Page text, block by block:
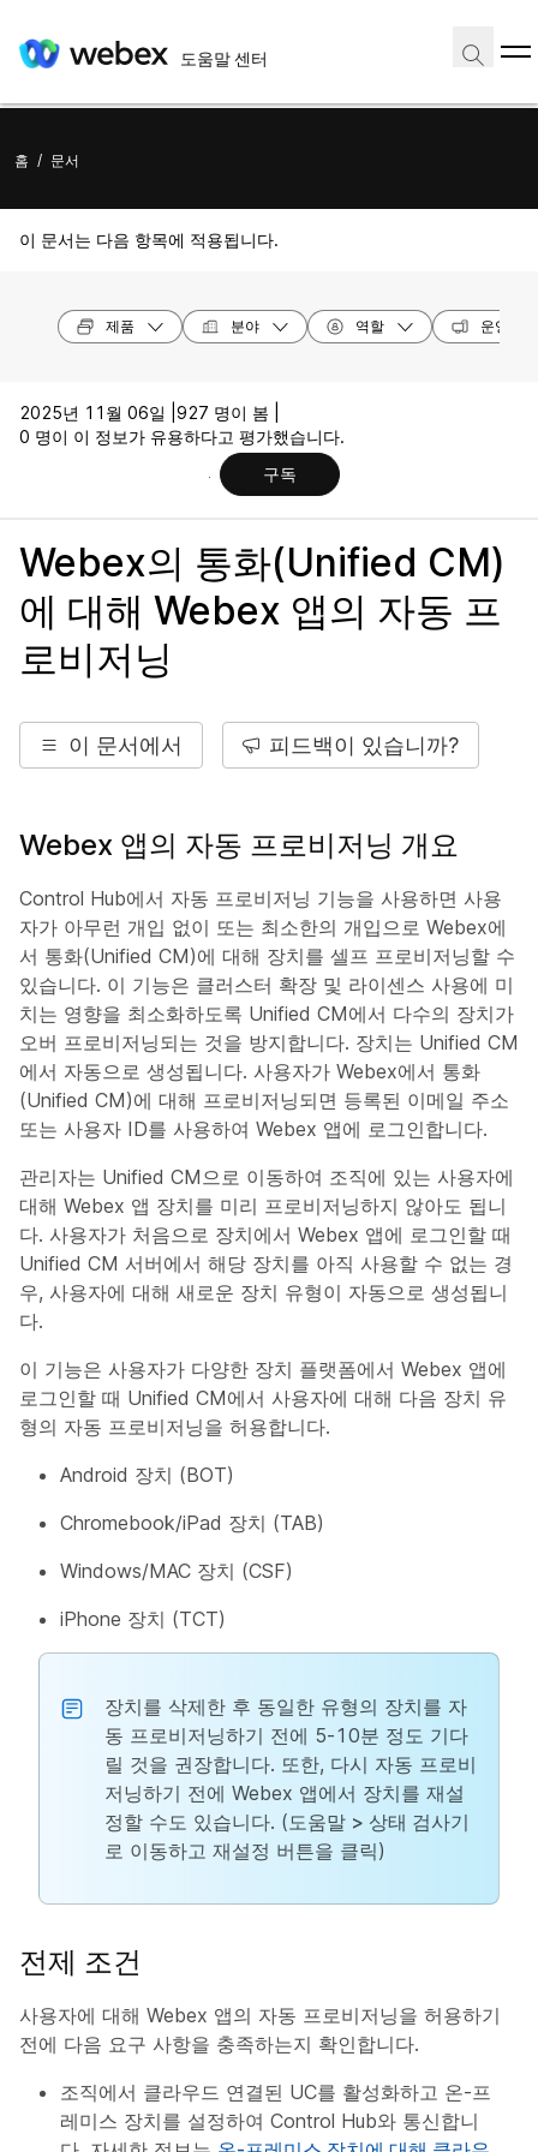
도움말 센터
홈 / 문서
이 문서는 다음 항목에 적용됩니다.
제품 분야 역할 운영 체
2025년 11월 06일 | 927 명이 봄 |
0 명이 이 정보가 유용하다고 평가했습니다.
구독
Webex의 통화(Unified CM)
에 대해 Webex 앱의 자동 프
로비저닝
이 문서에서 피드백이 있습니까?
Webex 앱의 자동 프로비저닝 개요
Control Hub에서 자동 프로비저닝 기능을 사용하면 사용
자가 아무런 개입 없이 또는 최소한의 개입으로 Webex에
서 통화(Unified CM)에 대해 장치를 셀프 프로비저닝할 수
있습니다. 이 기능은 클러스터 확장 및 라이센스 사용에 미
치는 영향을 최소화하도록 Unified CM에서 다수의 장치가
오버 프로비저닝되는 것을 방지합니다. 장치는 Unified CM
에서 자동으로 생성됩니다. 사용자가 Webex에서 통화
(Unified CM)에 대해 프로비저닝되면 등록된 이메일 주소
또는 사용자 ID를 사용하여 Webex 앱에 로그인합니다.
관리자는 Unified CM으로 이동하여 조직에 있는 사용자에
대해 Webex 앱 장치를 미리 프로비저닝하지 않아도 됩니
다. 사용자가 처음으로 장치에서 Webex 앱에 로그인할 때
Unified CM 서버에서 해당 장치를 아직 사용할 수 없는 경
우, 사용자에 대해 새로운 장치 유형이 자동으로 생성됩니
다.
이 기능은 사용자가 다양한 장치 플랫폼에서 Webex 앱에
로그인할 때 Unified CM에서 사용자에 대해 다음 장치 유
형의 자동 프로비저닝을 허용합니다.
Android 장치 (BOT)
Chromebook/iPad 장치 (TAB)
Windows/MAC 장치 (CSF)
iPhone 장치 (TCT)
장치를 삭제한 후 동일한 유형의 장치를 자
동 프로비저닝하기 전에 5-10분 정도 기다
릴 것을 권장합니다. 또한, 다시 자동 프로비
저닝하기 전에 Webex 앱에서 장치를 재설
정할 수도 있습니다. (도움말 > 상태 검사기
로 이동하고 재설정 버튼을 클릭)
전제 조건
사용자에 대해 Webex 앱의 자동 프로비저닝을 허용하기
전에 다음 요구 사항을 충족하는지 확인합니다.
조직에서 클라우드 연결된 UC를 활성화하고 온-프
레미스 장치를 설정하여 Control Hub와 통신합니